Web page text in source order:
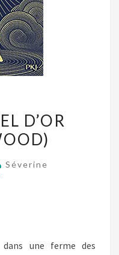
D’OR
Séverine
une ferme des